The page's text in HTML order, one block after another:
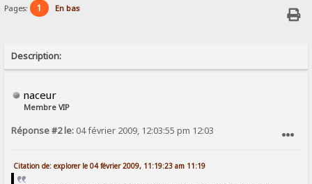
Pages: 1 En bas
Description:
naceur
Membre VIP
Réponse #2 le: 04 février 2009, 12:03:55 pm 12:03
Citation de: explorer le 04 février 2009, 11:19:23 am 11:19